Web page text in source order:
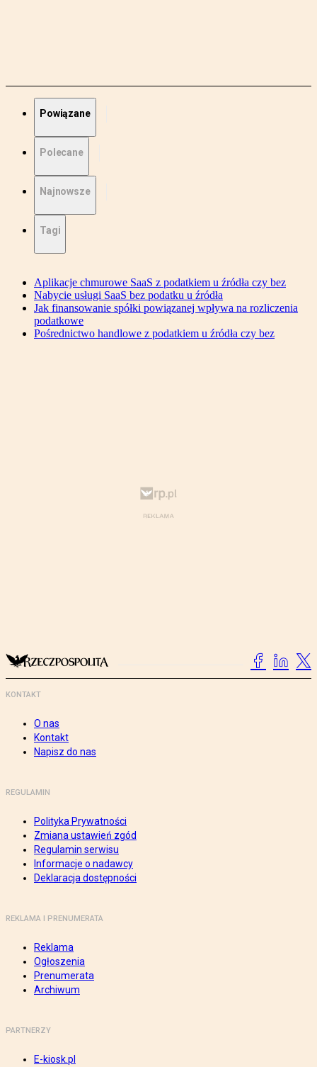
Powiązane
Polecane
Najnowsze
Tagi
Aplikacje chmurowe SaaS z podatkiem u źródła czy bez
Nabycie usługi SaaS bez podatku u źródła
Jak finansowanie spółki powiązanej wpływa na rozliczenia
podatkowe
Pośrednictwo handlowe z podatkiem u źródła czy bez
KONTAKT
O nas
Kontakt
Napisz do nas
REGULAMIN
Polityka Prywatności
Zmiana ustawień zgód
Regulamin serwisu
Informacje o nadawcy
Deklaracja dostępności
REKLAMA I PRENUMERATA
Reklama
Ogłoszenia
Prenumerata
Archiwum
PARTNERZY
E-kiosk.pl